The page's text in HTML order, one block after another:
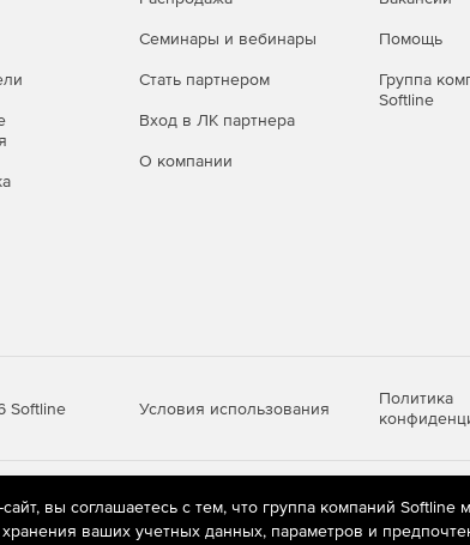
Семинары и вебинары
Стать партнером
Вход в ЛК партнера
О компании
Помощь
Группа
Softline
Softline Условия использования
Политика
технологии(информационные технологии
пользователей сети «Интернет», находящихся на
вы соглашаетесь с тем, что группа компаний Softline
ваших учетных данных, параметров и